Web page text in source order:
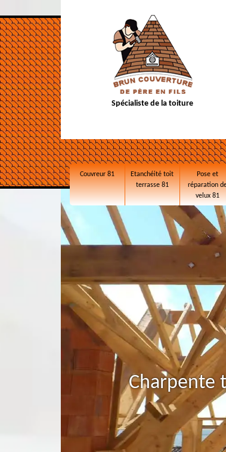
Spécialiste de la toiture
Couvreur 81
Etanchéité toit
terrasse 81
Pose et
réparation
velux 81
Charpente